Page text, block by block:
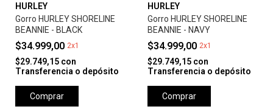
HURLEY
Gorro HURLEY SHORELINE
BEANNIE - BLACK
$34.999,00 2x1
$29.749,15 con
Transferencia o depósito
Comprar
HURLEY
Gorro HURLEY SHORELINE
BEANNIE - NAVY
$34.999,00 2x1
$29.749,15 con
Transferencia o depósito
Comprar